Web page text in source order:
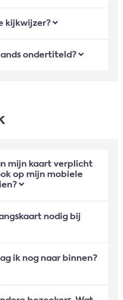
kijkwijzer?
ondertiteld?
mijn kaart verplicht
op mijn mobiele
nodig bij
ik nog naar binnen?